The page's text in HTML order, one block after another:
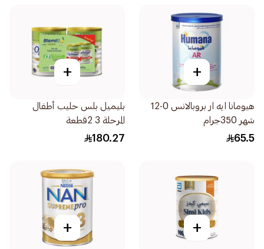
+
هيومانا ايه ار بروبالانس 0-12
شهر 350جرام
65.5
+
بليميل بلس حليب أطفال
المرحلة 3 2قطعة
180.27
+
+